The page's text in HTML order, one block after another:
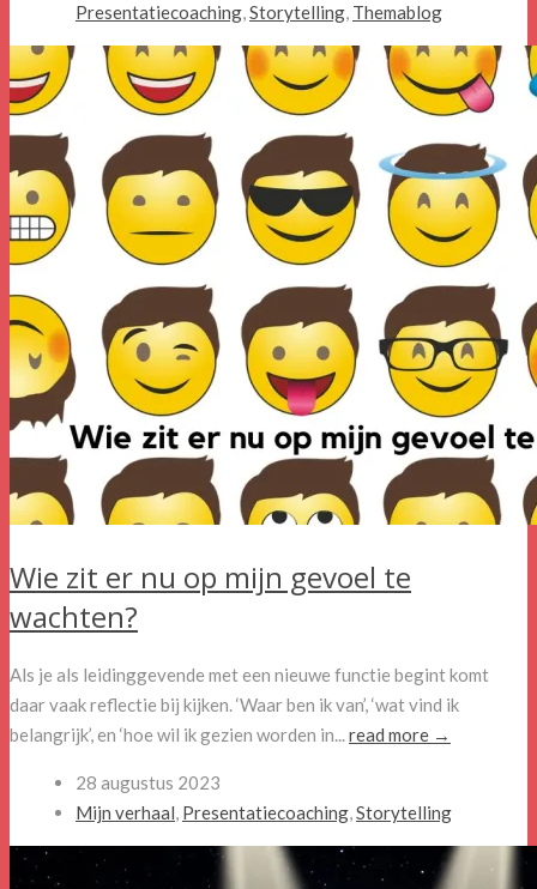
Presentatiecoaching,Storytelling, Themablog
Wie zit er nu op mijn gevoel te
wachten?
Als je als leidinggevende met een nieuwe functie begint komt
daar vaak reflectie bij kijken. ‘Waar ben ik van’, ‘wat vind ik
belangrijk’, en ‘hoe wil ik gezien worden in...read more →
28 augustus 2023
Mijn verhaal, Presentatiecoaching,Storytelling